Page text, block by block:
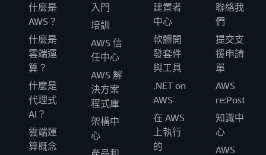
什麼是
AWS？
什麼是
雲端運
算？
什麼是
代理式
AI？
雲端運
算概念
入門
培訓
AWS 信
任中心
AWS 解
決方案
程式庫
架構中
心
建置者
中心
軟體開
發套件
與工具
.NET on
AWS
在 AWS
上執行
的
聯絡我
們
提交支
援申請
單
AWS
re:Post
知識中
心
AWS